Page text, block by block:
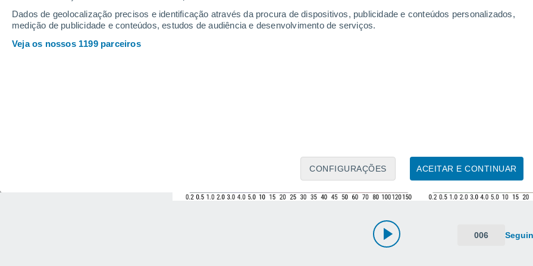
Dados de geolocalização precisos e identificação através da procura de dispositivos, publicidade e conteúdos personalizados,
medição de publicidade e conteúdos, estudos de audiência e desenvolvimento de serviços.
Veja os nossos 1199 parceiros
ACEITAR E CONTINUAR
CONFIGURAÇÕES
006